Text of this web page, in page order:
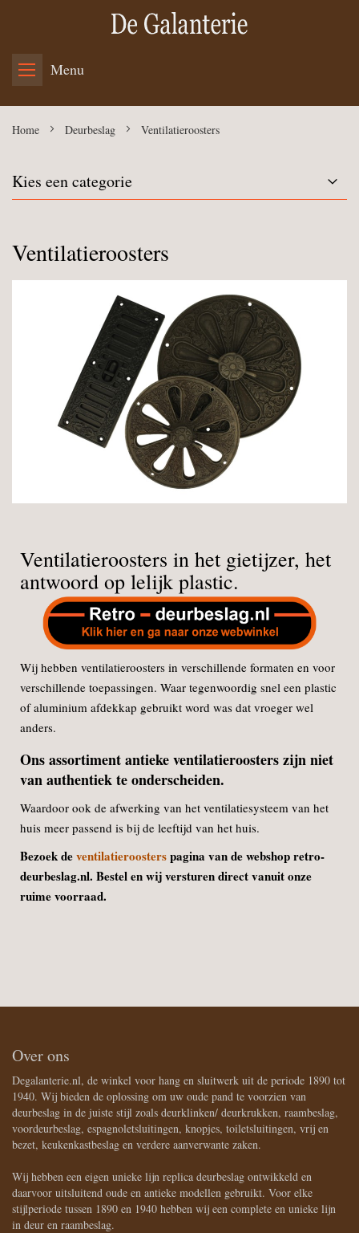
Menu
Home Deurbeslag Ventilatieroosters
Kies een categorie
Ventilatieroosters
Ventilatieroosters in het gietijzer, het
antwoord op lelijk plastic.
Wij hebben ventilatieroosters in verschillende formaten en voor
verschillende toepassingen. Waar tegenwoordig snel een plastic
of aluminium afdekkap gebruikt word was dat vroeger wel
anders.
Ons assortiment antieke ventilatieroosters zijn niet
van authentiek te onderscheiden.
Waardoor ook de afwerking van het ventilatiesysteem van het
huis meer passend is bij de leeftijd van het huis.
Bezoek deventilatieroosterspagina van de webshop retro-
deurbeslag.nl. Bestel en wij versturen direct vanuit onze
ruime voorraad.
Over ons
Degalanterie.nl, de winkel voor hang en sluitwerk uit de periode 1890 tot
1940. Wij bieden de oplossing om uw oude pand te voorzien van
deurbeslag in de juiste stijl zoals deurklinken/ deurkrukken, raambeslag,
voordeurbeslag, espagnoletsluitingen, knopjes, toiletsluitingen, vrij en
bezet, keukenkastbeslag en verdere aanverwante zaken.
Wij hebben een eigen unieke lijn replica deurbeslag ontwikkeld en
daarvoor uitsluitend oude en antieke modellen gebruikt. Voor elke
stijlperiode tussen 1890 en 1940 hebben wij een complete en unieke lijn
in deur en raambeslag.